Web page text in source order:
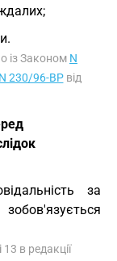
із Законом N
N 230/96-ВРвід
за
в редакції